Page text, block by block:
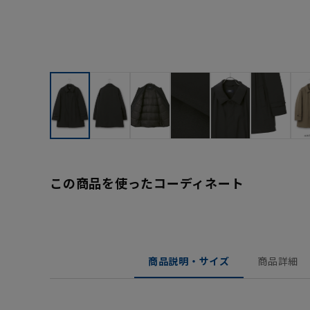
この商品を使ったコーディネート
商品説明・サイズ 商品詳細